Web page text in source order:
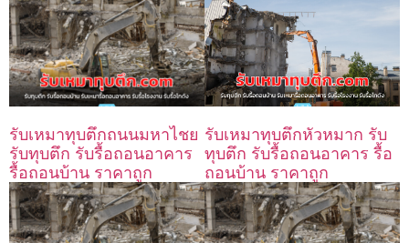
รับเหมาทุบตึกถนนมหาไชย
รับทุบตึก รับรื้อถอนอาคาร
รื้อถอนบ้าน ราคาถูก
รับเหมาทุบตึกหัวหมาก รับ
ทุบตึก รับรื้อถอนอาคาร รื้อ
ถอนบ้าน ราคาถูก